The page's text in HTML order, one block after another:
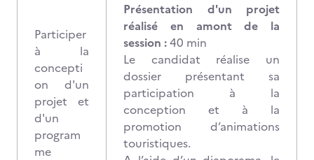
Participer
à la
concepti
on d'un
projet et
d'un
program
me
Présentation d'un projet
réalisé en amont de la
session :40 min
Le candidat réalise un
dossier présentant sa
participation à la
conception et à la
promotion d’animations
touristiques.